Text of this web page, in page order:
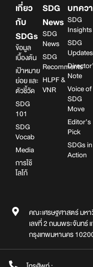
เกี่ยว
กับ
SDGs
ข้อมูล
เบื้องต้น
เป้าหมาย
ย่อย และ
ตัวชี้วัด
SDG
101
SDG
Vocab
Media
การใช้
โลโก้
SDG
News
SDG
News
SDG
Recomments
HLPF &
VNR
บทคว
SDG
Insights
SDG
Updates
Note
Voice of
SDG
Move
Editor’s
Pick
SDGs in
Action
คณะเศรษฐศาสตร์ มห
เลขที่ 2 ถนนพระจันทร์
กรุงเทพมหานคร